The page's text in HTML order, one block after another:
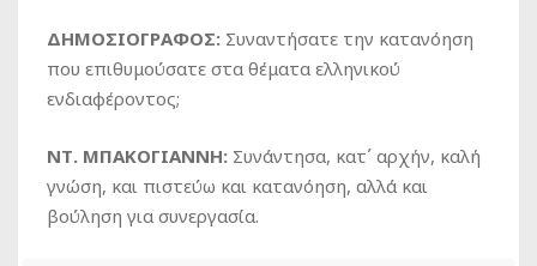
ΔΗΜΟΣΙΟΓΡΑΦΟΣ: Συναντήσατε την κατανόηση
που επιθυμούσατε στα θέματα ελληνικού
ενδιαφέροντος;
ΝΤ. ΜΠΑΚΟΓΙΑΝΝΗ: Συνάντησα, κατ΄ αρχήν, καλή
γνώση, και πιστεύω και κατανόηση, αλλά και
βούληση για συνεργασία.